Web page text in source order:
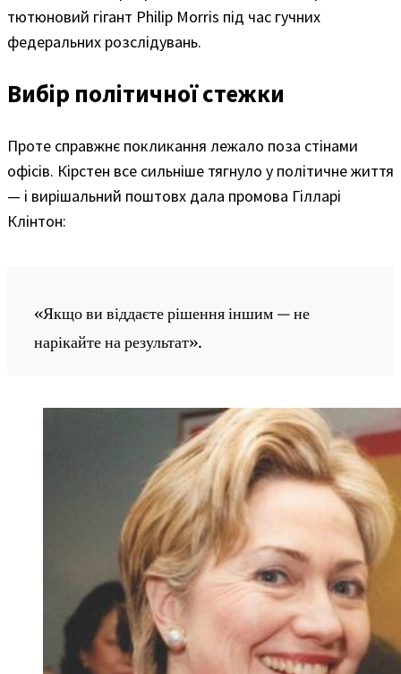
тютюновий гігант Philip Morris під час гучних
федеральних розслідувань.
Вибір політичної стежки
Проте справжнє покликання лежало поза стінами
офісів. Кірстен все сильніше тягнуло у політичне життя
— і вирішальний поштовх дала промова Гілларі
Клінтон:
«Якщо ви віддаєте рішення іншим — не
нарікайте на результат».